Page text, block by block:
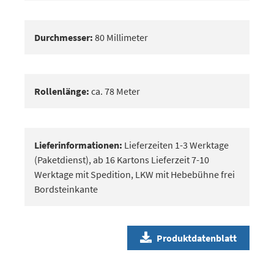
Durchmesser: 80 Millimeter
Rollenlänge: ca. 78 Meter
Lieferinformationen: Lieferzeiten 1-3 Werktage
(Paketdienst), ab 16 Kartons Lieferzeit 7-10
Werktage mit Spedition, LKW mit Hebebühne frei
Bordsteinkante
Produktdatenblatt